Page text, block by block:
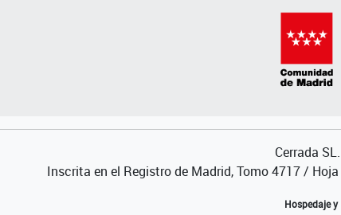
Cerrada
Inscrita en el Registro de Madrid, Tomo 4717 /
Hospedaje y